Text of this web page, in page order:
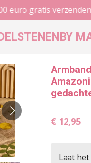
BY
euro gratis
€ 12,95
Laat